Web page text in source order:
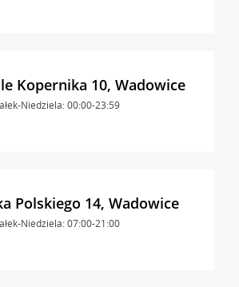
Kopernika 10, Wadowice
Niedziela: 00:00-23:59
Polskiego 14, Wadowice
Niedziela: 07:00-21:00